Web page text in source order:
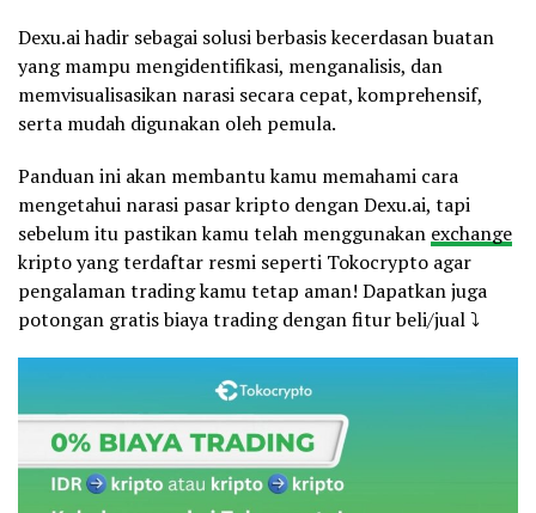
Dexu.ai hadir sebagai solusi berbasis kecerdasan buatan
yang mampu mengidentifikasi, menganalisis, dan
memvisualisasikan narasi secara cepat, komprehensif,
serta mudah digunakan oleh pemula.
Panduan ini akan membantu kamu memahami cara
mengetahui narasi pasar kripto dengan Dexu.ai, tapi
sebelum itu pastikan kamu telah menggunakan exchange
kripto yang terdaftar resmi seperti Tokocrypto agar
pengalaman trading kamu tetap aman! Dapatkan juga
potongan gratis biaya trading dengan fitur beli/jual ⤵️